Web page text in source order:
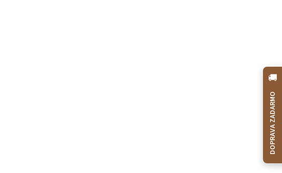
🚚
DOPRAVA ZADARMO